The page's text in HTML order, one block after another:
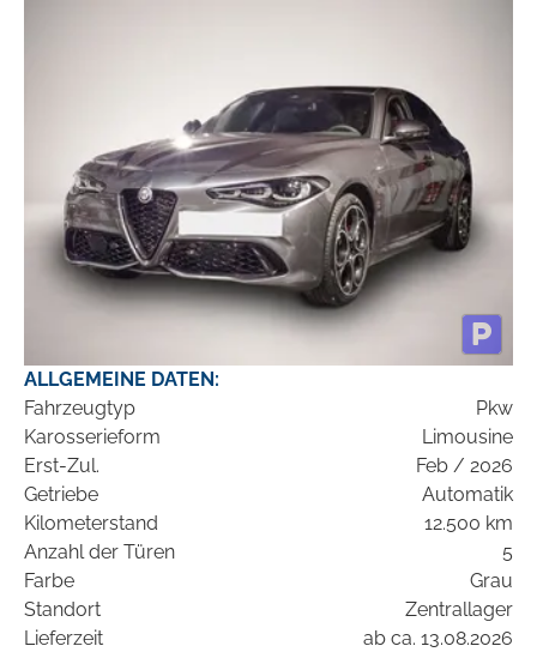
ALLGEMEINE DATEN:
Fahrzeugtyp
Pkw
Karosserieform
Limousine
Erst-Zul.
Feb / 2026
Getriebe
Automatik
Kilometerstand
12.500 km
Anzahl der Türen
5
Farbe
Grau
Standort
Zentrallager
Lieferzeit
ab ca. 13.08.2026